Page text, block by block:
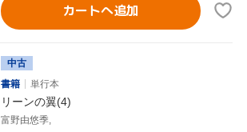
カートへ追加
中古
書籍
単行本
リーンの翼(4)
富野由悠季,